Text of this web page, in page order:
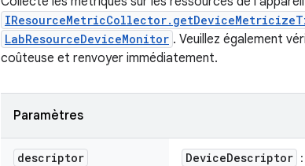
LabResourceDeviceMonitor . Veuillez également
coûteuse et renvoyer immédiatement.
Paramètres
descriptor DeviceDescriptor :